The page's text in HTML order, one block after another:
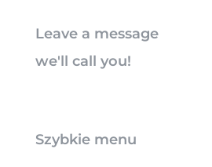
Leave a message
we'll call you!
Szybkie menu